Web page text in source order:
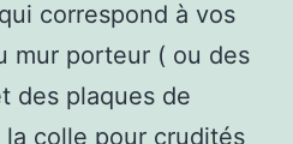
correspond à vos
mur porteur ( ou des
des plaques de
colle pour crudités